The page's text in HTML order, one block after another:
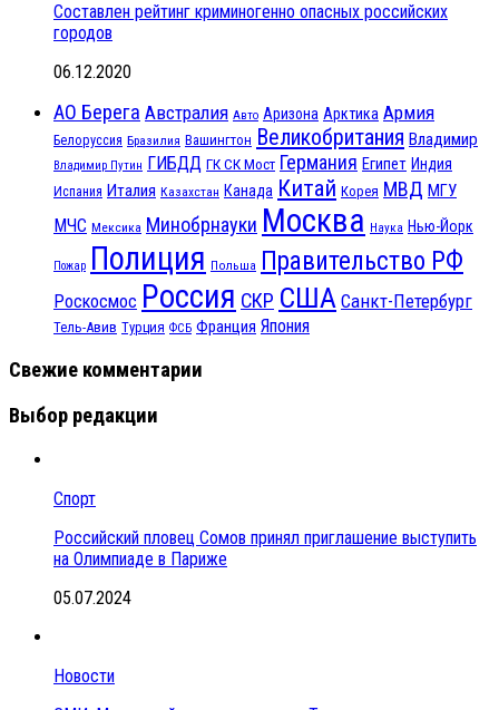
Составлен рейтинг криминогенно опасных российских
городов
06.12.2020
АО Берега Австралия Авто Аризона Арктика Армия
Белоруссия Бразилия Вашингтон Великобритания Владимир
Владимир Путин ГИБДД ГК СК Мост Германия Египет Индия
Испания Италия Казахстан Канада Китай Корея МВД МГУ
МЧС Мексика Минобрнауки Москва Наука Нью-Йорк
Пожар Полиция Польша Правительство РФ
Роскосмос Россия СКР США Санкт-Петербург
Тель-Авив Турция ФСБ Франция Япония
Свежие комментарии
Выбор редакции
Спорт
Российский пловец Сомов принял приглашение выступить
на Олимпиаде в Париже
05.07.2024
Новости